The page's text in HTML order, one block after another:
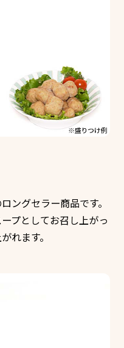
ングセラー商品です。
プとしてお召し上がっ
れます。